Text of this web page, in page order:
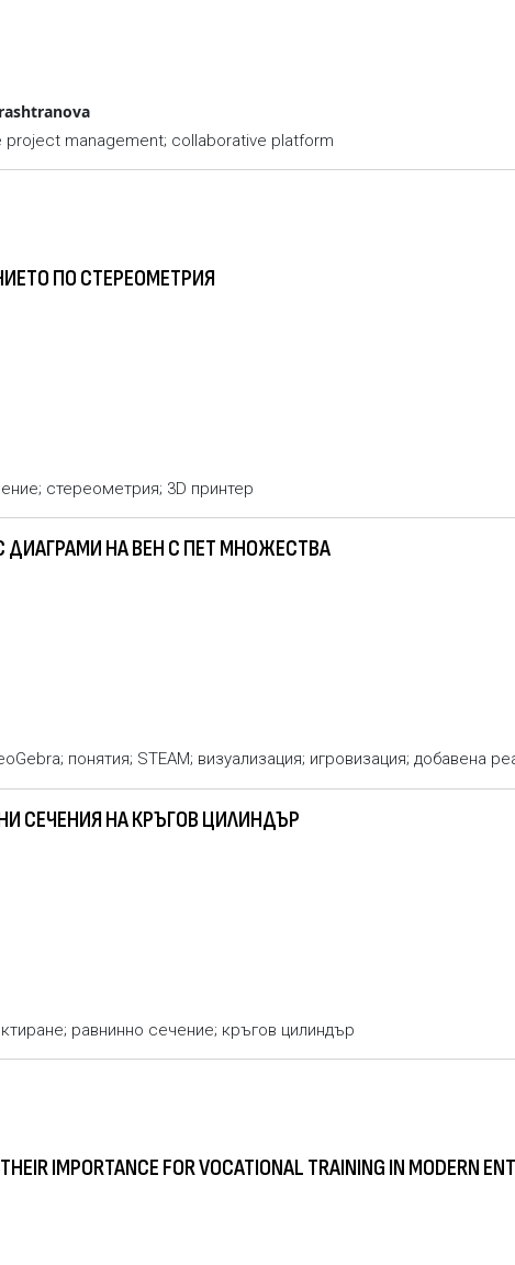
management; collaborative platform
ПО СТЕРЕОМЕТРИЯ
стереометрия; 3D принтер
ДИАГРАМИ НА ВЕН С ПЕТ МНОЖЕСТВА
понятия; STEAM; визуализация; игровизация; добавена
СЕЧЕНИЯ НА КРЪГОВ ЦИЛИНДЪР
равнинно сечение; кръгов цилиндър
IMPORTANCE FOR VOCATIONAL TRAINING IN MODERN